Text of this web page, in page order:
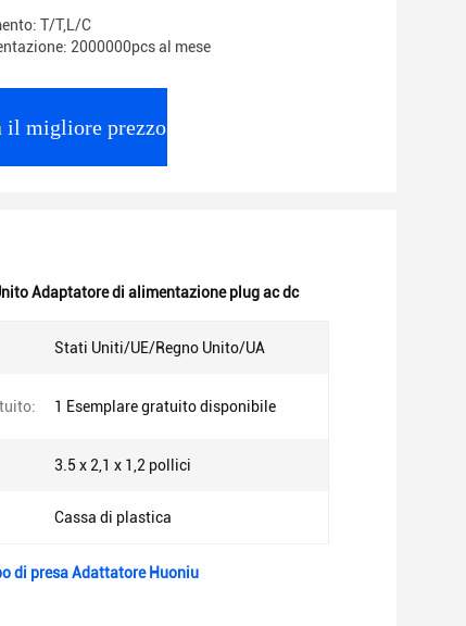
T/T,L/C
2000000pcs al mese
il migliore prezzo
Adaptatore di alimentazione plug ac dc
Stati Uniti/UE/Regno Unito/UA
1 Esemplare gratuito disponibile
3.5 x 2,1 x 1,2 pollici
Cassa di plastica
di presa Adattatore Huoniu